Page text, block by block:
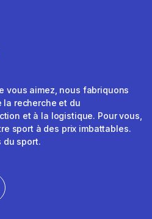
vous aimez, nous fabriquons
la recherche et du
et à la logistique. Pour vous,
sport à des prix imbattables.
du sport.